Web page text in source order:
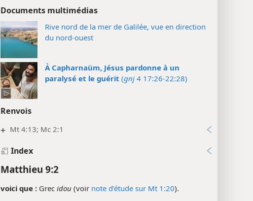
Documents multimédias
Rive nord de la mer de Galilée, vue en direction
du nord-ouest
À Capharnaüm, Jésus pardonne à un
paralysé et le guérit (gnj 4 17:26-22:28)
Renvois
+ Mt 4:13; Mc 2:1
Index
Matthieu 9:2
voici que : Grec idou (voir note d’étude sur Mt 1:20).